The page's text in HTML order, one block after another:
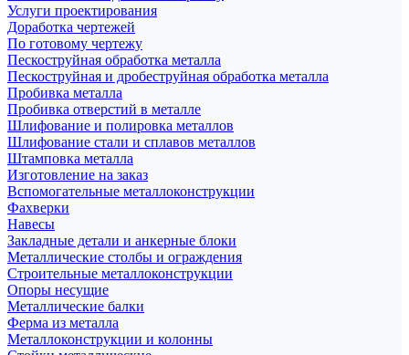
Услуги проектирования
Доработка чертежей
По готовому чертежу
Пескоструйная обработка металла
Пескоструйная и дробеструйная обработка металла
Пробивка металла
Пробивка отверстий в металле
Шлифование и полировка металлов
Шлифование стали и сплавов металлов
Штамповка металла
Изготовление на заказ
Вспомогательные металлоконструкции
Фахверки
Навесы
Закладные детали и анкерные блоки
Металлические столбы и ограждения
Строительные металлоконструкции
Опоры несущие
Металлические балки
Ферма из металла
Металлоконструкции и колонны